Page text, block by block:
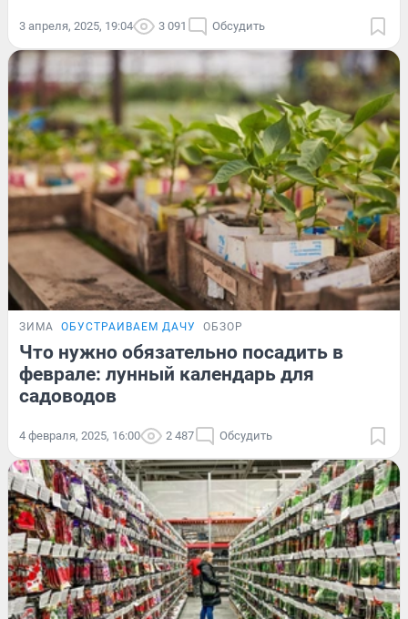
3 апреля, 2025, 19:04 3 091 Обсудить
ЗИМА ОБУСТРАИВАЕМ ДАЧУ ОБЗОР
Что нужно обязательно посадить в
феврале: лунный календарь для
садоводов
4 февраля, 2025, 16:00 2 487 Обсудить